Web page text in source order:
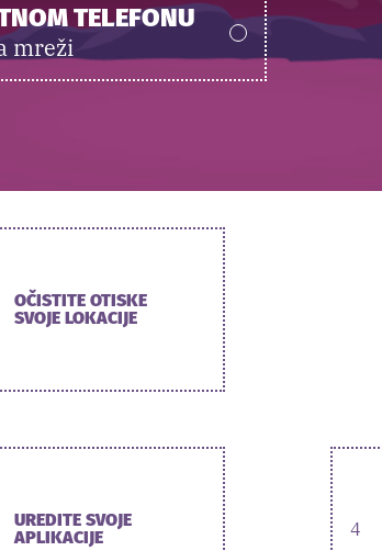
TELEFONU
mreži
OČISTITE OTISKE
SVOJE LOKACIJE
UREDITE SVOJE
APLIKACIJE
4